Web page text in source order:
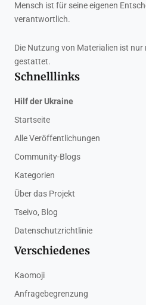
Mensch ist für seine eigenen
verantwortlich.
Die Nutzung von Materialien ist
gestattet.
Schnelllinks
Hilf der Ukraine
Startseite
Alle Veröffentlichungen
Community-Blogs
Kategorien
Über das Projekt
Tseivo, Blog
Datenschutzrichtlinie
Verschiedenes
Kaomoji
Anfragebegrenzung